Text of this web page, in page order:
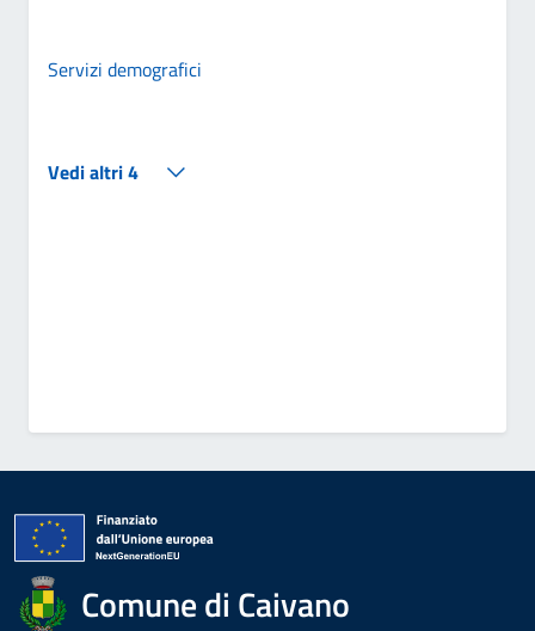
Servizi demografici
Vedi altri 4
Comune di Caivano